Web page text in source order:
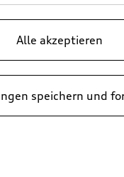
Alle akzeptieren
speichern und